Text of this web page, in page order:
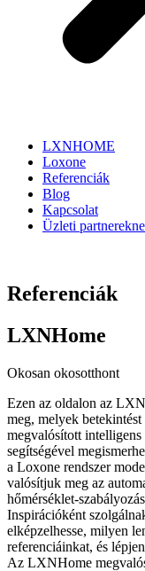
LXNHOME
Loxone
Referenciák
Blog
Kapcsolat
Üzleti
Referenciák
LXNHome
Okosan okosotthont
Ezen az oldalon az
meg, melyek
megvalósított
segítségével
a Loxone rendszer
valósítjuk meg az
hőmérséklet-
Inspirációként
elképzelhesse, milyen
referenciáinkat, és
Az LXNHome